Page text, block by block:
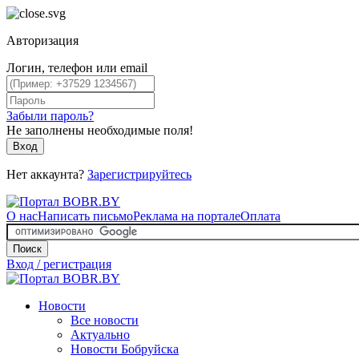
Авторизация
Логин, телефон или email
Забыли пароль?
Не заполнены необходимые поля!
Вход
Нет аккаунта? Зарегистрируйтесь
О насНаписать письмоРеклама на порталеОплата
Поиск
Вход / регистрация
Новости
Все новости
Актуально
Новости Бобруйска